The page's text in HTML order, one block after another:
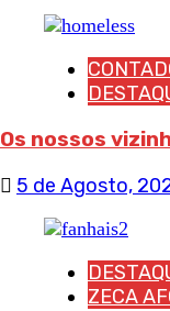
Os nossos
5 de Agosto,
ZECA